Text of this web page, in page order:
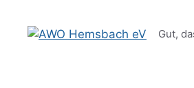
Inhalt
springen
Gut,